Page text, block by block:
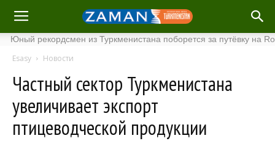
рекордсмен из Туркменистана поборется за путёвку на Roland
Esasy Новости
Частный сектор Туркменистана
увеличивает экспорт
птицеводческой продукции